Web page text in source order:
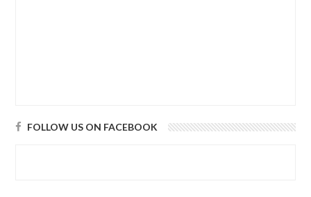
FOLLOW US ON FACEBOOK